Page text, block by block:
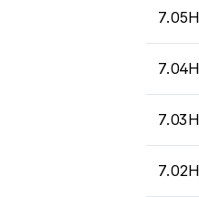
7.05H
7.04H
7.03H
7.02H